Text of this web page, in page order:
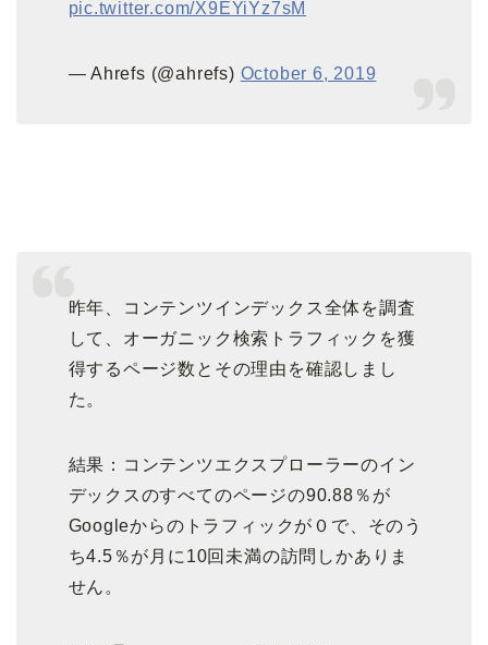
pic.twitter.com/X9EYiYz7sM
— Ahrefs (@ahrefs) October 6, 2019
昨年、コンテンツインデックス全体を調査
して、オーガニック検索トラフィックを獲
得するページ数とその理由を確認しまし
た。
結果：コンテンツエクスプローラーのイン
デックスのすべてのページの90.88％が
Googleからのトラフィックが０で、そのう
ち4.5％が月に10回未満の訪問しかありま
せん。